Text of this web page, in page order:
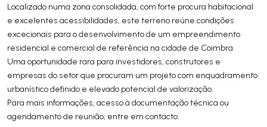
Localizado numa zona consolidada, com forte procura habitacional
e excelentes acessibilidades, este terreno reúne condições
excecionais para o desenvolvimento de um empreendimento
residencial e comercial de referência na cidade de Coimbra.
Uma oportunidade rara para investidores, construtores e
empresas do setor que procuram um projeto com enquadramento
urbanístico definido e elevado potencial de valorização.
Para mais informações, acesso à documentação técnica ou
agendamento de reunião, entre em contacto.